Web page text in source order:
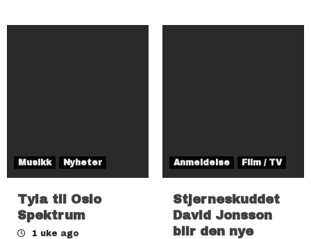
Musikk Nyheter
Tyla til Oslo
Spektrum
1 uke ago
Anmeldelse Film / TV
Stjerneskuddet
David Jonsson
blir den nye